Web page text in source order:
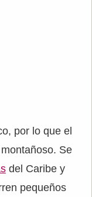
por lo que el
Se
del Caribe y
pequeños